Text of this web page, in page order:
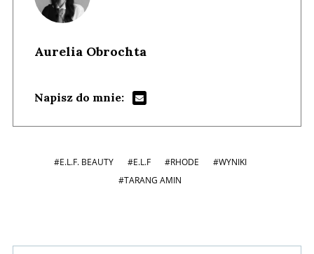
Aurelia Obrochta
Napisz do mnie:
#E.L.F. BEAUTY #E.L.F #RHODE
#WYNIKI
#TARANG AMIN